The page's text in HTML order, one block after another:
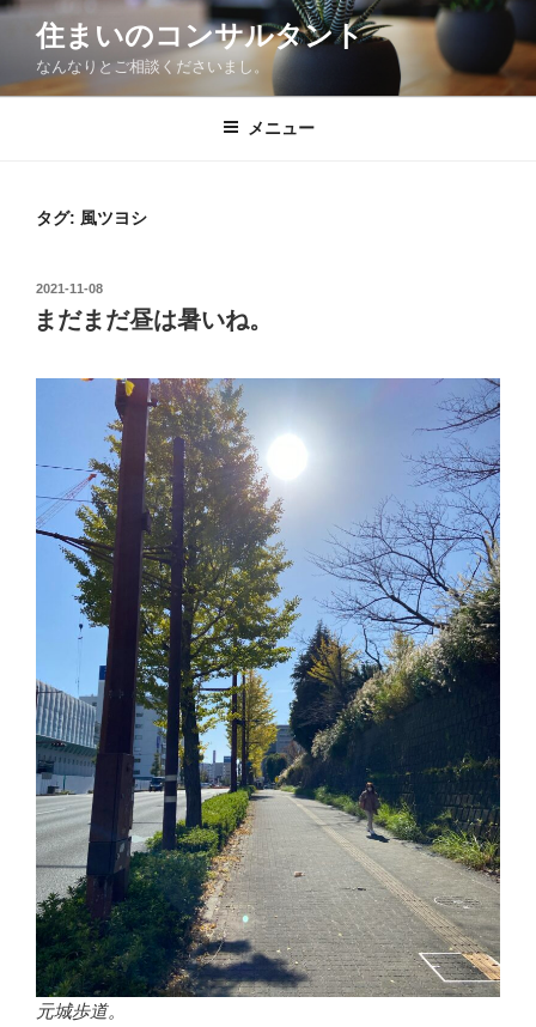
コ
ン
住まいのコンサルタント
なんなりとご相談くださいまし。
メニュー
タグ: 風ツヨシ
投
稿
日:
2021-11-08
まだまだ昼は暑いね。
元城歩道。